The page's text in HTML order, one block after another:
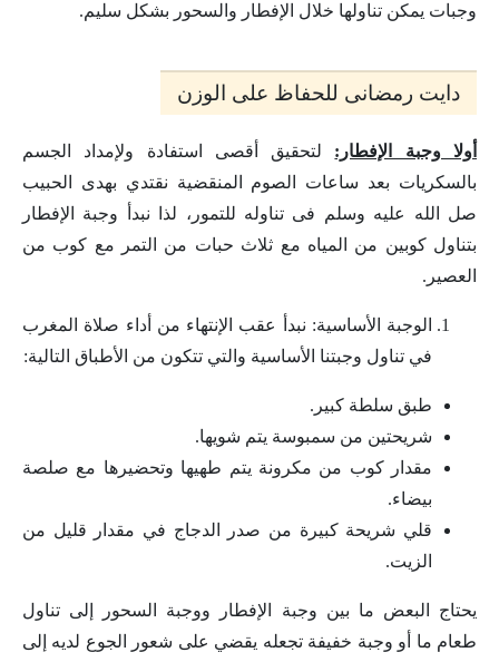
وجبات يمكن تناولها خلال الإفطار والسحور بشكل سليم.
دايت رمضانى للحفاظ على الوزن
أولا وجبة الإفطار: لتحقيق أقصى استفادة ولإمداد الجسم
بالسكريات بعد ساعات الصوم المنقضية نقتدي بهدى الحبيب
صل الله عليه وسلم فى تناوله للتمور، لذا نبدأ وجبة الإفطار
بتناول كوبين من المياه مع ثلاث حبات من التمر مع كوب من
العصير.
الوجبة الأساسية: نبدأ عقب الإنتهاء من أداء صلاة المغرب
في تناول وجبتنا الأساسية والتي تتكون من الأطباق التالية:
طبق سلطة كبير.
شريحتين من سمبوسة يتم شويها.
مقدار كوب من مكرونة يتم طهيها وتحضيرها مع صلصة
بيضاء.
قلي شريحة كبيرة من صدر الدجاج في مقدار قليل من
الزيت.
يحتاج البعض ما بين وجبة الإفطار ووجبة السحور إلى تناول
طعام ما أو وجبة خفيفة تجعله يقضي على شعور الجوع لديه إلى